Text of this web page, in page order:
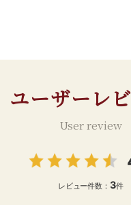
15～20分ほ
混ぜながらと
ーズスコーン
がりたい #食べ
き#料理好きな
たい#instafood#
ーン #アフタヌ
ユーザーレ
User review
レビュー件数： 3件